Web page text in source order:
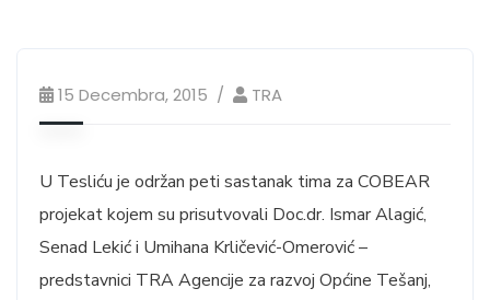
15 Decembra, 2015 TRA
U Tesliću je održan peti sastanak tima za COBEAR
projekat kojem su prisutvovali Doc.dr. Ismar Alagić,
Senad Lekić i Umihana Krličević-Omerović –
predstavnici TRA Agencije za razvoj Općine Tešanj,